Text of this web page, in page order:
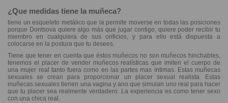
¿Que medidas tiene la muñeca?
tiene un esqueleto metálico que la permite moverse en todas las posiciones
porque Dontsova quiere algo más que jugar contigo, quiere poder recibir tu
miembro en cualquiera de sus orificios, y para ello está dispuesta a
colocarse en la postura que tu desees.
Tiene que tener en cuenta que éstos muñecos no son muñecos hinchables,
tenemos el placer de vender muñecos realísticas que imiten el cuerpo de
una mujer real tanto fuera como en las partes mas íntimas. Estas muñecas
sexuales se crean para proporcionar un placer sexual realista. Estas
muñecas sexuales tienen una vagina y ano que simulan uno real para hacer
que tu placer sea realmente verdadero. La experiencia es como tener sexo
con una chica real.